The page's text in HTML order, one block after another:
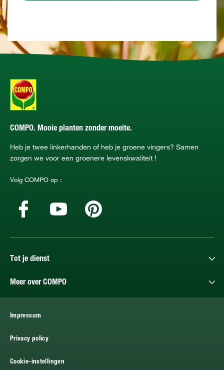
COMPO. Mooie planten zonder moeite.
Heb je twee linkerhanden of heb je groene vingers? Samen
zorgen we voor een groenere levenskwaliteit !
Volg COMPO op :
Tot je dienst
Meer over COMPO
Impressum
Privacy policy
Cookie-instellingen